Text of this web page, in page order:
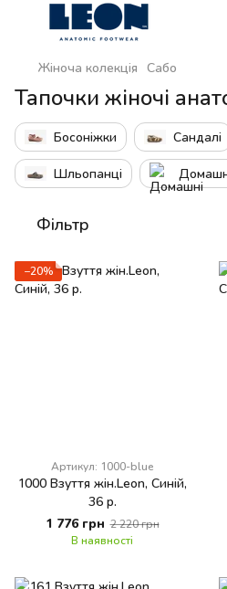
Жіноча колекція Сабо
Тапочки жіночі
Босоніжки Сандалі
Шльопанці
Фільтр
−20%
Артикул: 1000-blue
1000 Взуття жін.Leon, Синій,
36 р.
1 776 грн 2 220 грн
В наявності